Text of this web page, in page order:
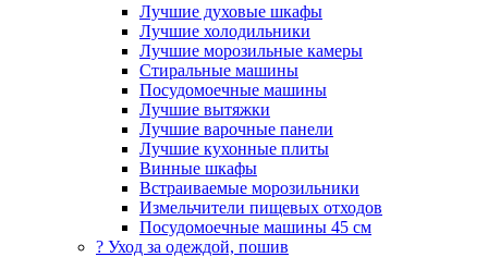
Лучшие духовые шкафы
Лучшие холодильники
Лучшие морозильные камеры
Стиральные машины
Посудомоечные машины
Лучшие вытяжки
Лучшие варочные панели
Лучшие кухонные плиты
Винные шкафы
Встраиваемые морозильники
Измельчители пищевых отходов
Посудомоечные машины 45 см
? Уход за одеждой, пошив